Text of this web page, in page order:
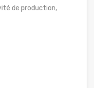
de production,